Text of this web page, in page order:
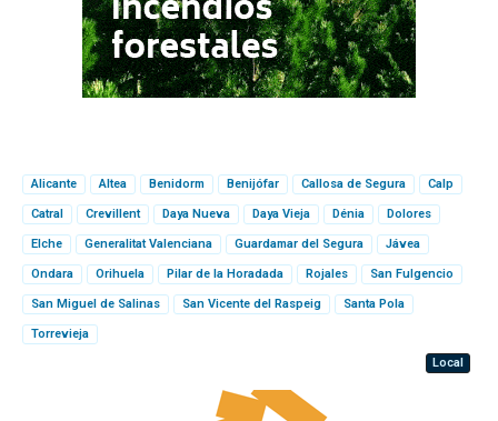
Alicante Altea Benidorm Benijófar Callosa de Segura Calp
Catral Crevillent Daya Nueva Daya Vieja Dénia Dolores
Elche Generalitat Valenciana Guardamar del Segura Jávea
Ondara Orihuela Pilar de la Horadada Rojales San Fulgencio
San Miguel de Salinas San Vicente del Raspeig Santa Pola
Torrevieja
Local